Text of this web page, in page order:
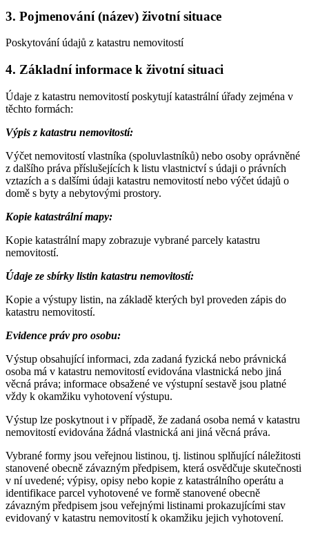
3. Pojmenování (název) životní situace
Poskytování údajů z katastru nemovitostí
4. Základní informace k životní situaci
Údaje z katastru nemovitostí poskytují katastrální úřady zejména v
těchto formách:
Výpis z katastru nemovitostí:
Výčet nemovitostí vlastníka (spoluvlastníků) nebo osoby oprávněné
z dalšího práva příslušejících k listu vlastnictví s údaji o právních
vztazích a s dalšími údaji katastru nemovitostí nebo výčet údajů o
domě s byty a nebytovými prostory.
Kopie katastrální mapy:
Kopie katastrální mapy zobrazuje vybrané parcely katastru
nemovitostí.
Údaje ze sbírky listin katastru nemovitostí:
Kopie a výstupy listin, na základě kterých byl proveden zápis do
katastru nemovitostí.
Evidence práv pro osobu:
Výstup obsahující informaci, zda zadaná fyzická nebo právnická
osoba má v katastru nemovitostí evidována vlastnická nebo jiná
věcná práva; informace obsažené ve výstupní sestavě jsou platné
vždy k okamžiku vyhotovení výstupu.
Výstup lze poskytnout i v případě, že zadaná osoba nemá v katastru
nemovitostí evidována žádná vlastnická ani jiná věcná práva.
Vybrané formy jsou veřejnou listinou, tj. listinou splňující náležitosti
stanovené obecně závazným předpisem, která osvědčuje skutečnosti
v ní uvedené; výpisy, opisy nebo kopie z katastrálního operátu a
identifikace parcel vyhotovené ve formě stanovené obecně
závazným předpisem jsou veřejnými listinami prokazujícími stav
evidovaný v katastru nemovitostí k okamžiku jejich vyhotovení.